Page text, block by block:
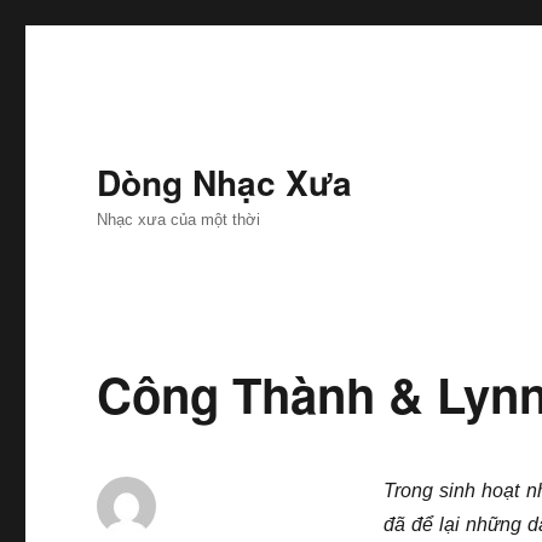
Dòng Nhạc Xưa
Nhạc xưa của một thời
Công Thành &
Trong sinh hoạt
đã để lại những